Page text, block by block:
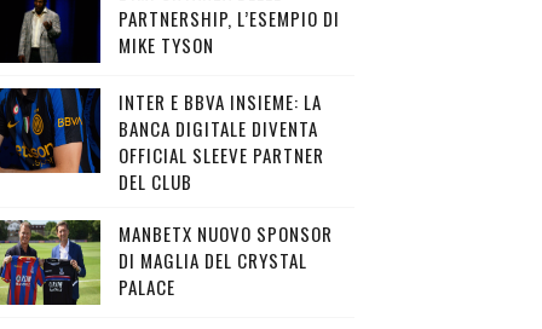
PARTNERSHIP, L’ESEMPIO DI
MIKE TYSON
INTER E BBVA INSIEME: LA
BANCA DIGITALE DIVENTA
OFFICIAL SLEEVE PARTNER
DEL CLUB
MANBETX NUOVO SPONSOR
DI MAGLIA DEL CRYSTAL
PALACE